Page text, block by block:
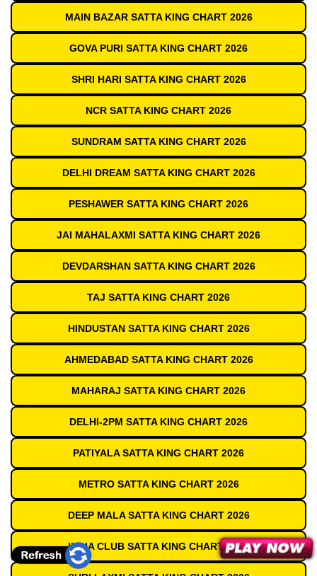
MAIN BAZAR SATTA KING CHART 2026
GOVA PURI SATTA KING CHART 2026
SHRI HARI SATTA KING CHART 2026
NCR SATTA KING CHART 2026
SUNDRAM SATTA KING CHART 2026
DELHI DREAM SATTA KING CHART 2026
PESHAWER SATTA KING CHART 2026
JAI MAHALAXMI SATTA KING CHART 2026
DEVDARSHAN SATTA KING CHART 2026
TAJ SATTA KING CHART 2026
HINDUSTAN SATTA KING CHART 2026
AHMEDABAD SATTA KING CHART 2026
MAHARAJ SATTA KING CHART 2026
DELHI-2PM SATTA KING CHART 2026
PATIYALA SATTA KING CHART 2026
METRO SATTA KING CHART 2026
DEEP MALA SATTA KING CHART 2026
INDIA CLUB SATTA KING CHART 2026